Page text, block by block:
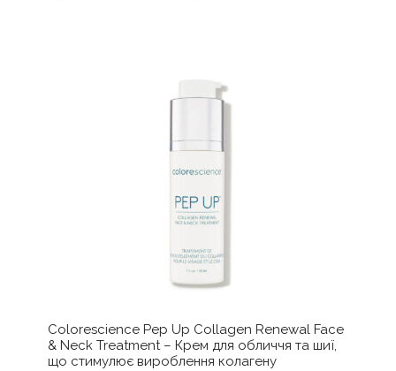
Colorescience Pep Up Collagen Renewal Face
& Neck Treatment – Крем для обличчя та шиї,
що стимулює вироблення колагену